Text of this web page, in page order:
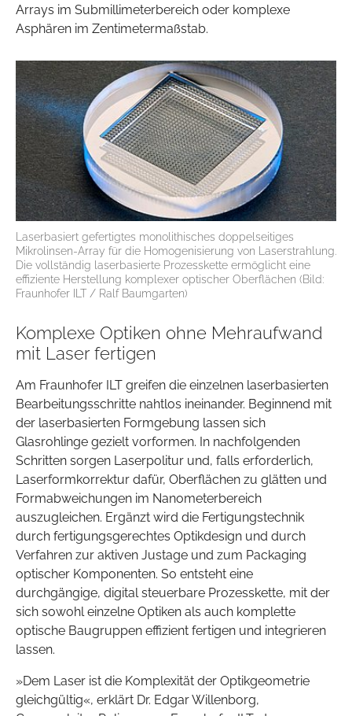
Arrays im Submillimeterbereich oder komplexe
Asphären im Zentimetermaßstab.
Laserbasiert gefertigtes monolithisches doppelseitiges
Mikrolinsen-Array für die Homogenisierung von Laserstrahlung.
Die vollständig laserbasierte Prozesskette ermöglicht eine
effiziente Herstellung komplexer optischer Oberflächen (Bild:
Fraunhofer ILT / Ralf Baumgarten)
Komplexe Optiken ohne Mehraufwand
mit Laser fertigen
Am Fraunhofer ILT greifen die einzelnen laserbasierten
Bearbeitungsschritte nahtlos ineinander. Beginnend mit
der laserbasierten Formgebung lassen sich
Glasrohlinge gezielt vorformen. In nachfolgenden
Schritten sorgen Laserpolitur und, falls erforderlich,
Laserformkorrektur dafür, Oberflächen zu glätten und
Formabweichungen im Nanometerbereich
auszugleichen. Ergänzt wird die Fertigungstechnik
durch fertigungsgerechtes Optikdesign und durch
Verfahren zur aktiven Justage und zum Packaging
optischer Komponenten. So entsteht eine
durchgängige, digital steuerbare Prozesskette, mit der
sich sowohl einzelne Optiken als auch komplette
optische Baugruppen effizient fertigen und integrieren
lassen.
»Dem Laser ist die Komplexität der Optikgeometrie
gleichgültig«, erklärt Dr. Edgar Willenborg,